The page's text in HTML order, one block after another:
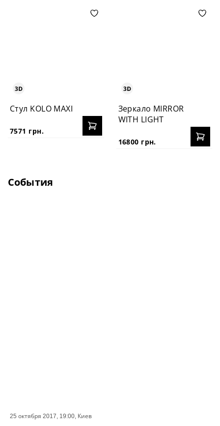
Стул KOLO MAXI
7571 грн.
Зеркало MIRROR
WITH LIGHT
16800 грн.
События
СОБЫТИЕ
25 октября 2017, 19:00, Киев